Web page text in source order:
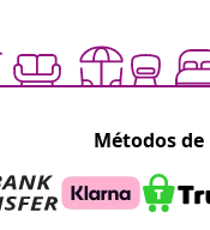
Métodos